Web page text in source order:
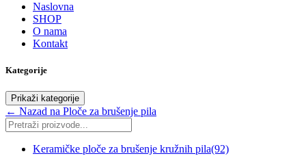
Naslovna
SHOP
O nama
Kontakt
Kategorije
Prikaži kategorije
← Nazad na Ploče za brušenje pila
Keramičke ploče za brušenje kružnih pila(92)